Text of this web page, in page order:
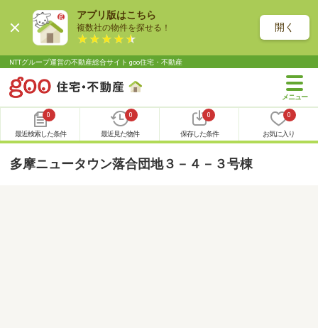
アプリ版はこちら
複数社の物件を探せる！ 開く
NTTグループ運営の不動産総合サイト goo住宅・不動産
0
最近検索した条件
0
最近見た物件
0
保存した条件
0
お気に入り
多摩ニュータウン落合団地３－４－３号棟